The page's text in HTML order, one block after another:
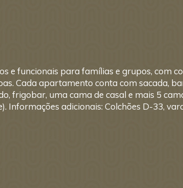
e funcionais para famílias e grupos, com
Cada apartamento conta com sacada,
frigobar, uma cama de casal e mais 5
Informações adicionais: Colchões D-33,